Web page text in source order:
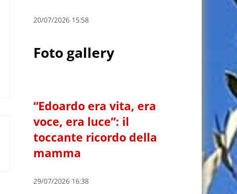
20/07/2026 15:58
Foto gallery
“Edoardo era vita, era
voce, era luce”: il
toccante ricordo della
mamma
29/07/2026 16:38